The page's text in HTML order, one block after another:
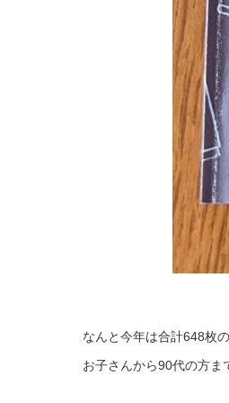
なんと今年は合計648枚
お子さんから90代の方